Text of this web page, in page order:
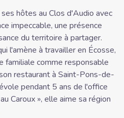
hôtes au Clos d'Audio avec
impeccable, une présence
du territoire à partager.
l'amène à travailler en Écosse,
familiale comme responsable
restaurant à Saint-Pons-de-
pendant 5 ans de l'office
Caroux », elle aime sa région